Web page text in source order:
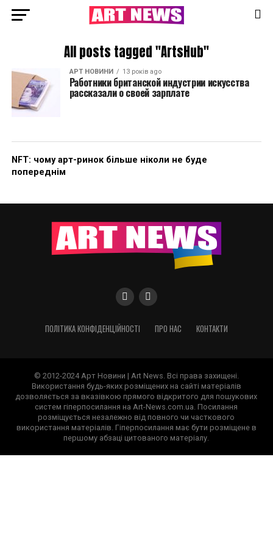
All posts tagged "ArtsHub"
АРТ НОВИНИ 13 років ago
Работники британской индустрии искусства
рассказали о своей зарплате
NFT: чому арт-ринок більше ніколи не буде
попереднім
ПОЛІТИКА КОНФІДЕНЦІЙНОСТІ ПРО НАС КОНТАКТИ
© 2012-2024 Арт Новини | Art News. Всі права захищені.
Використання будь-яких розміщених на сайті матеріалів
дозволяється за вказівкою прямого відкритого для пошукових
систем гіперпосилання на Art-News.com.ua. Посилання
розміщується незалежно від повного чи часткового
використання матеріалів. Гіперпосилання має бути розміщене в
першому абзаці цитованого матеріалу.